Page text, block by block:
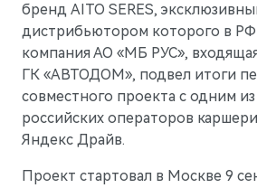
M7Представительский кроссовер
от 6 090 000 ₽
AITO
бренд AITO SERES,
дистрибьютором которого в РФ
компания АО «МБ РУС»,
ГК «АВТОДОМ», подвел итоги
совместного проекта с одним
российских операторов
Яндекс Драйв.
Проект стартовал в Москве 9